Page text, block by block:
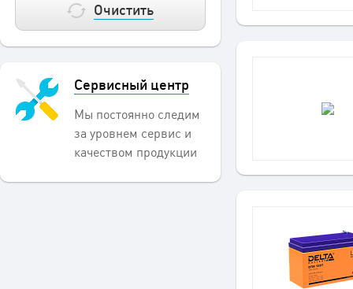
Очистить
Сервисный центр
Мы постоянно следим
за уровнем сервис и
качеством продукции